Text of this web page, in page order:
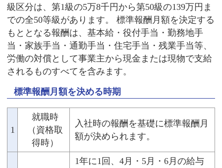
級区分は、第1級の5万8千円から第50級の139万円ま
での全50等級があります。 標準報酬月額を決定する
もととなる報酬は、基本給・役付手当・勤務地手
当・家族手当・通勤手当・住宅手当・残業手当等、
労働の対償として事業主から現金または現物で支給
されるものすべてを含みます。
標準報酬月額を決める時期
1
就職時
（資格取
得時）
入社時の報酬を基礎に標準報酬月
額が決められます。
1年に1回、4月・5月・6月の給与